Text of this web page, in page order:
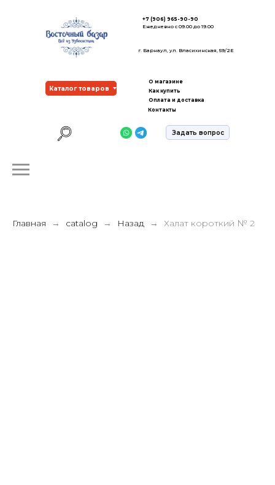
+7 (906) 965-90-90
Ежедневно с 09.00 до 19.00
г. Барнаул, ул. Власихинская, 59/2Е
Каталог товаров
Задать вопрос
О магазине
Как купить
Оплата и доставка
Контакты
Главная catalog Назад Халат короткий № 2